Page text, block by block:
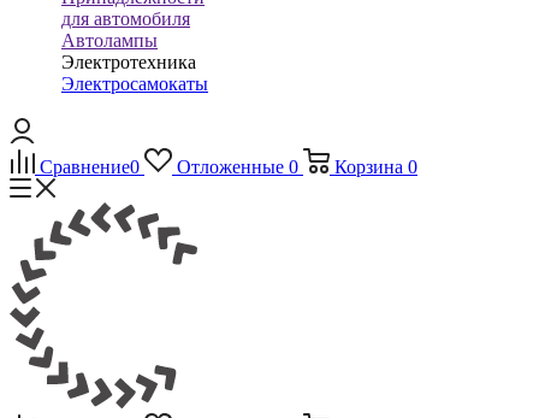
для автомобиля
Автолампы
Электротехника
Электросамокаты
Сравнение0 Отложенные 0 Корзина 0